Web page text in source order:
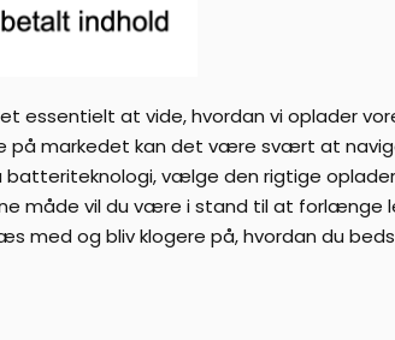
essentielt at vide, hvordan vi oplader
på markedet kan det være svært at
batteriteknologi, vælge den rigtige
måde vil du være i stand til at forlænge
med og bliv klogere på, hvordan du